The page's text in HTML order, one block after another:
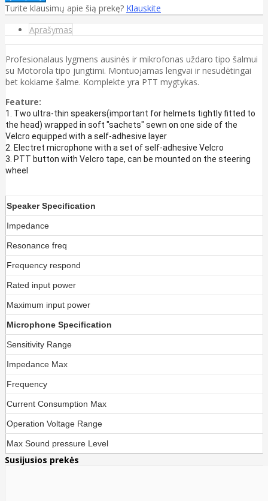
Turite klausimų apie šią prekę? Klauskite
Aprašymas
Profesionalaus lygmens ausinės ir mikrofonas uždaro tipo šalmui
su Motorola tipo jungtimi. Montuojamas lengvai ir nesudėtingai
bet kokiame šalme. Komplekte yra PTT mygtykas.
Feature:
1. Two ultra-thin speakers(important for helmets tightly fitted to
the head) wrapped in soft "sachets" sewn on one side of the
Velcro equipped with a self-adhesive layer
2. Electret microphone with a set of self-adhesive Velcro
3. PTT button with Velcro tape, can be mounted on the steering
wheel
Speaker Specification
Impedance
Resonance freq
Frequency respond
Rated input power
Maximum input power
Microphone Specification
Sensitivity Range
Impedance Max
Frequency
Current Consumption Max
Operation Voltage Range
Max Sound pressure Level
Susijusios prekės